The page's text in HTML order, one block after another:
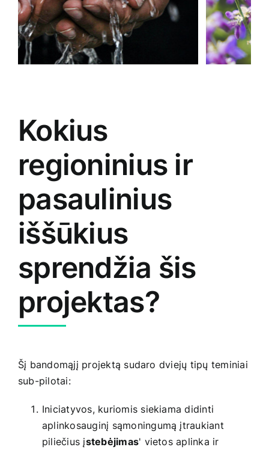
Kokius
regioninius ir
pasaulinius
iššūkius
sprendžia šis
projektas?
Šį bandomąjį projektą sudaro dviejų tipų teminiai
sub-pilotai:
Iniciatyvos, kuriomis siekiama didinti
aplinkosauginį sąmoningumą įtraukiant
piliečius įstebėjimas' vietos aplinka ir